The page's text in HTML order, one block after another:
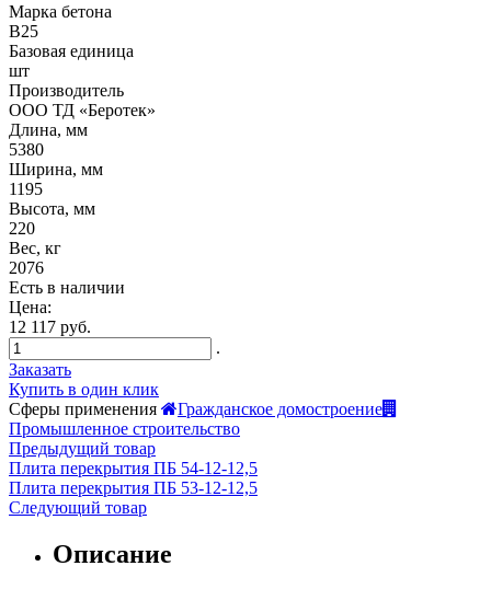
Марка бетона
B25
Базовая единица
шт
Производитель
ООО ТД «Беротек»
Длина, мм
5380
Ширина, мм
1195
Высота, мм
220
Вес, кг
2076
Есть в наличии
Цена:
12 117 руб.
.
Заказать
Купить в один клик
Сферы применения
Гражданское домостроение
Промышленное строительство
Предыдущий товар
Плита перекрытия ПБ 54-12-12,5
Плита перекрытия ПБ 53-12-12,5
Следующий товар
Описание